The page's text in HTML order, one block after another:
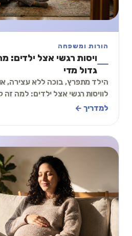
הורות ומשפחה
ויסות רגשי אצל ילדים:
גדול מדי
הילד מתפרץ, בוכה ללא עצירה,
לוויסות רגשי אצל ילדים: למה זה
ותרגיל של 2 דקות שאפשר לעשות ביחד.
למדריך ←